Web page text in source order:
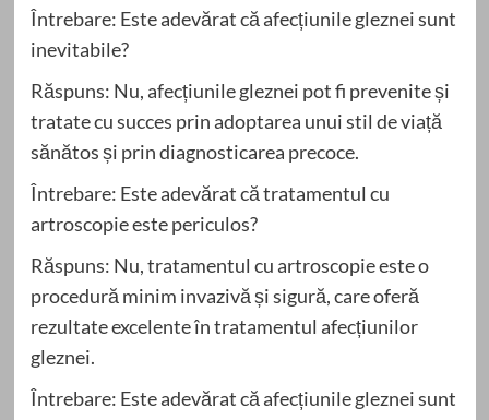
Întrebare: Este adevărat că afecțiunile gleznei sunt
inevitabile?
Răspuns: Nu, afecțiunile gleznei pot fi prevenite și
tratate cu succes prin adoptarea unui stil de viață
sănătos și prin diagnosticarea precoce.
Întrebare: Este adevărat că tratamentul cu
artroscopie este periculos?
Răspuns: Nu, tratamentul cu artroscopie este o
procedură minim invazivă și sigură, care oferă
rezultate excelente în tratamentul afecțiunilor
gleznei.
Întrebare: Este adevărat că afecțiunile gleznei sunt